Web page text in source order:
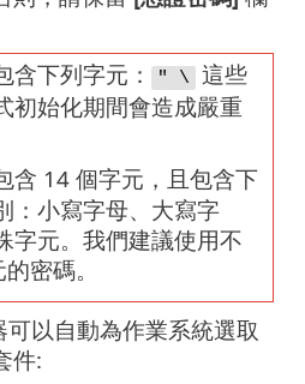
含下列字元： " \
這些
初始化期間會造成嚴重
含 14 個字元，且包含下
：小寫字母、大寫字
字元。我們建議使用不
密碼。
可以自動為作業系統選取
件: